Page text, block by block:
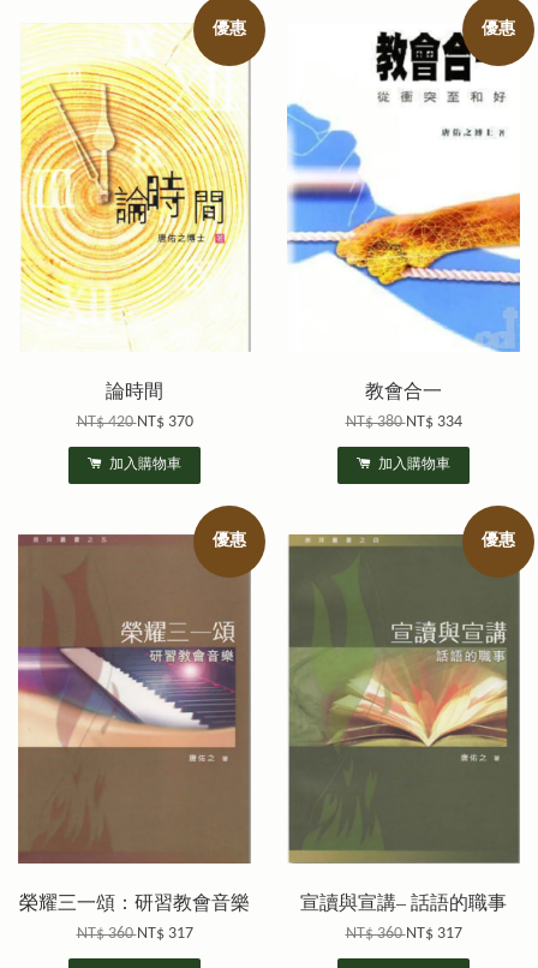
優惠
論時間
NT$ 420NT$ 370
加入購物車
優惠
教會合一
NT$ 380NT$ 334
加入購物車
優惠
榮耀三一頌：研習教會音樂
NT$ 360NT$ 317
優惠
宣讀與宣講– 話語的職事
NT$ 360NT$ 317